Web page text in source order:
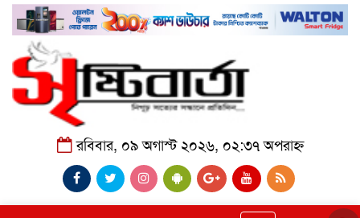
রবিবার, ০৯ অগাস্ট ২০২৬, ০২:৩৭ অপরাহ্ন